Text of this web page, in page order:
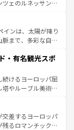
ェのルネッサンス
マルフィ海岸の絶
合間には、本場の
を堪能することも
旅をしてみよう！
インは、太陽が降り
まで、多彩な自然
メンコ、熱気あふ
の一部となってい
や、バルセロナの
ローマ遺跡や中世
スペインはその個
る。 なお、新着のスペイン情報は コ
・有名観光スポ
続けるヨーロッパ屈
やルーブル美術館
宮殿、歴史的な大
然が、訪れる者を心
国としても知ら
交差するヨーロッパ
るロマンチック街